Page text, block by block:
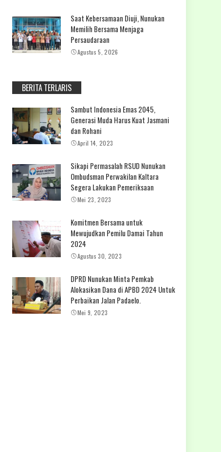
Saat Kebersamaan Diuji, Nunukan
Memilih Bersama Menjaga
Persaudaraan
Agustus 5, 2026
BERITA TERLARIS
Sambut Indonesia Emas 2045,
Generasi Muda Harus Kuat Jasmani
dan Rohani
April 14, 2023
Sikapi Permasalah RSUD Nunukan
Ombudsman Perwakilan Kaltara
Segera Lakukan Pemeriksaan
Mei 23, 2023
Komitmen Bersama untuk
Mewujudkan Pemilu Damai Tahun
2024
Agustus 30, 2023
DPRD Nunukan Minta Pemkab
Alokasikan Dana di APBD 2024 Untuk
Perbaikan Jalan Padaelo.
Mei 9, 2023